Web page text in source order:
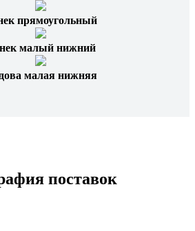
прямоугольный
малый нижний
малая нижняя
поставок